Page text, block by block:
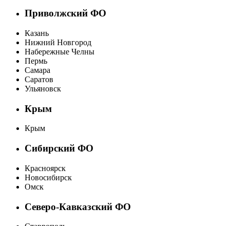
Приволжский ФО
Казань
Нижний Новгород
Набережные Челны
Пермь
Самара
Саратов
Ульяновск
Крым
Крым
Сибирский ФО
Красноярск
Новосибирск
Омск
Северо-Кавказский ФО